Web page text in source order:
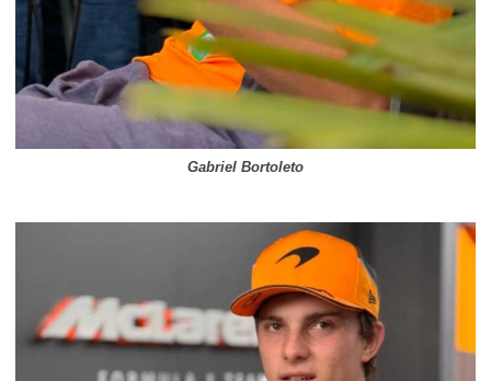
Gabriel Bortoleto